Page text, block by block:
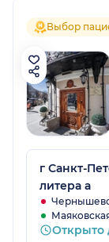
Выбор
г Санкт-
литера а
Открыто